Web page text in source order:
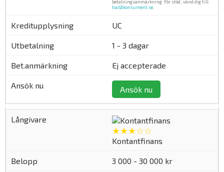
betalningsanmärkning. För stöd, vänd dig till
hallåkonsument.se
UC
1 - 3 dagar
Ej accepterade
Ansök nu
★★★☆☆
Kontantfinans
3 000 - 30 000 kr